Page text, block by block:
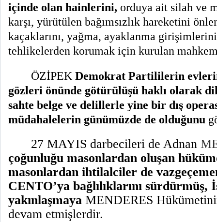
içinde olan hainlerini, orduya ait silah ve
karşı, yürütülen bağımsızlık hareketini
kaçaklarını, yağma, ayaklanma
tehlikelerden korumak için kurulan
ÖZİPEKDemokrat Partililerin
gözleri önünde götürülüşü haklı olarak
sahte belge ve delillerle yine bir dış
müdahalelerin günümüzde de olduğunu
27 MAYIS darbecileri de Adnan
çoğunluğu masonlardan oluşan
masonlardan ihtilalciler de
CENTO’ya bağlılıklarını sürdürmüş,
yakınlaşmaya MENDERES
devam etmişlerdir.